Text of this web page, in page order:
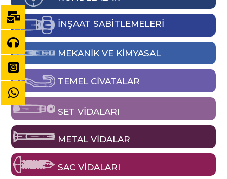
İNŞAAT SABİTLEMELERİ
MEKANIK VE KIMYASAL
TEMEL CIVATALAR
SET VIDALARI
METAL VIDALAR
SAC VIDALARI